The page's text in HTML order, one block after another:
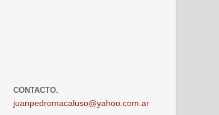
CONTACTO.
juanpedromacaluso@yahoo.com.ar